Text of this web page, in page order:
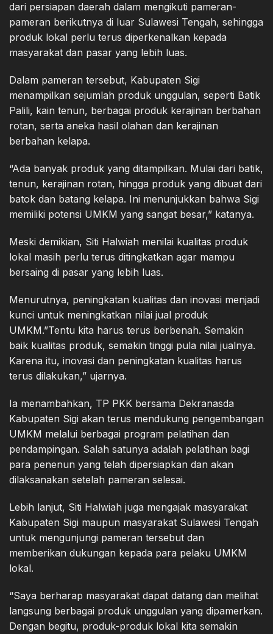
dari persiapan daerah dalam mengikuti pameran-
pameran berikutnya di luar Sulawesi Tengah, sehingga
produk lokal perlu terus diperkenalkan kepada
masyarakat dan pasar yang lebih luas.
Dalam pameran tersebut, Kabupaten Sigi
menampilkan sejumlah produk unggulan, seperti Batik
Palili, kain tenun, berbagai produk kerajinan berbahan
rotan, serta aneka hasil olahan dan kerajinan
berbahan kelapa.
“Ada banyak produk yang ditampilkan. Mulai dari batik,
tenun, kerajinan rotan, hingga produk yang dibuat dari
batok dan batang kelapa. Ini menunjukkan bahwa Sigi
memiliki potensi UMKM yang sangat besar,” katanya.
Meski demikian, Siti Halwiah menilai kualitas produk
lokal masih perlu terus ditingkatkan agar mampu
bersaing di pasar yang lebih luas.
Menurutnya, peningkatan kualitas dan inovasi menjadi
kunci untuk meningkatkan nilai jual produk
UMKM.”Tentu kita harus terus berbenah. Semakin
baik kualitas produk, semakin tinggi pula nilai jualnya.
Karena itu, inovasi dan peningkatan kualitas harus
terus dilakukan,” ujarnya.
Ia menambahkan, TP PKK bersama Dekranasda
Kabupaten Sigi akan terus mendukung pengembangan
UMKM melalui berbagai program pelatihan dan
pendampingan. Salah satunya adalah pelatihan bagi
para penenun yang telah dipersiapkan dan akan
dilaksanakan setelah pameran selesai.
Lebih lanjut, Siti Halwiah juga mengajak masyarakat
Kabupaten Sigi maupun masyarakat Sulawesi Tengah
untuk mengunjungi pameran tersebut dan
memberikan dukungan kepada para pelaku UMKM
lokal.
“Saya berharap masyarakat dapat datang dan melihat
langsung berbagai produk unggulan yang dipamerkan.
Dengan begitu, produk-produk lokal kita semakin